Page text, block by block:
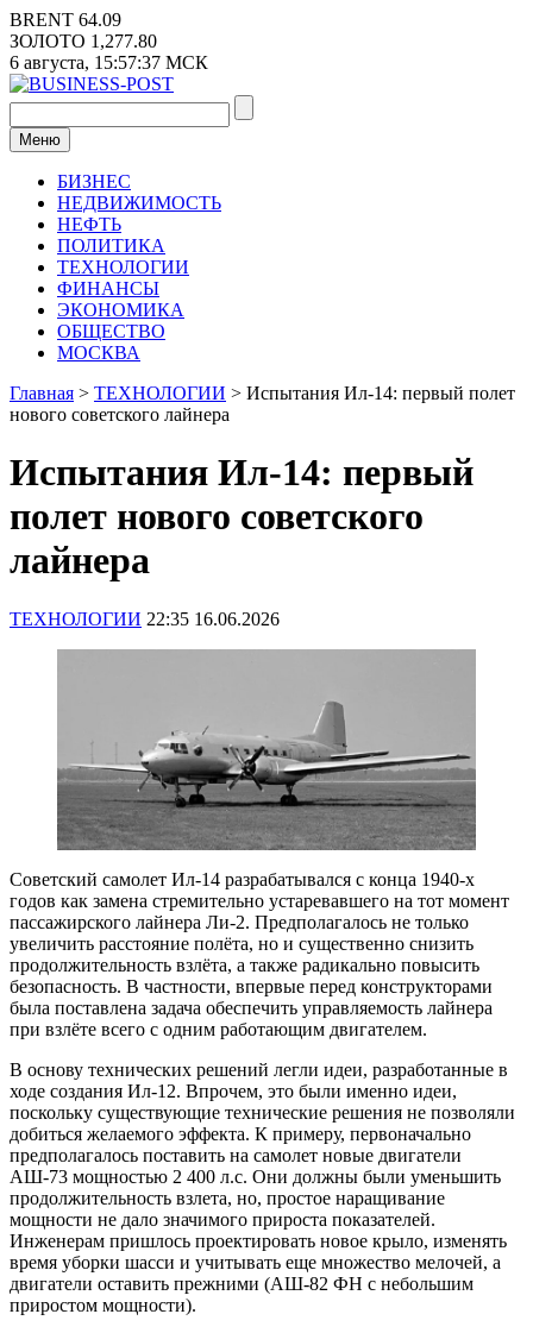
Перейти
к
содержимому
BRENT 64.09
ЗОЛОТО 1,277.80
6 августа, 15:57:37 МСК
Меню
БИЗНЕС
НЕДВИЖИМОСТЬ
НЕФТЬ
ПОЛИТИКА
ТЕХНОЛОГИИ
ФИНАНСЫ
ЭКОНОМИКА
ОБЩЕСТВО
МОСКВА
Главная > ТЕХНОЛОГИИ > Испытания Ил-14: первый полет
нового советского лайнера
Испытания Ил-14: первый
полет нового советского
лайнера
ТЕХНОЛОГИИ 22:35 16.06.2026
Советский самолет Ил-14 разрабатывался с конца 1940-х
годов как замена стремительно устаревавшего на тот момент
пассажирского лайнера Ли-2. Предполагалось не только
увеличить расстояние полёта, но и существенно снизить
продолжительность взлёта, а также радикально повысить
безопасность. В частности, впервые перед конструкторами
была поставлена задача обеспечить управляемость лайнера
при взлёте всего с одним работающим двигателем.
В основу технических решений легли идеи, разработанные в
ходе создания Ил-12. Впрочем, это были именно идеи,
поскольку существующие технические решения не позволяли
добиться желаемого эффекта. К примеру, первоначально
предполагалось поставить на самолет новые двигатели
АШ-73 мощностью 2 400 л.с. Они должны были уменьшить
продолжительность взлета, но, простое наращивание
мощности не дало значимого прироста показателей.
Инженерам пришлось проектировать новое крыло, изменять
время уборки шасси и учитывать еще множество мелочей, а
двигатели оставить прежними (АШ-82 ФН с небольшим
приростом мощности).